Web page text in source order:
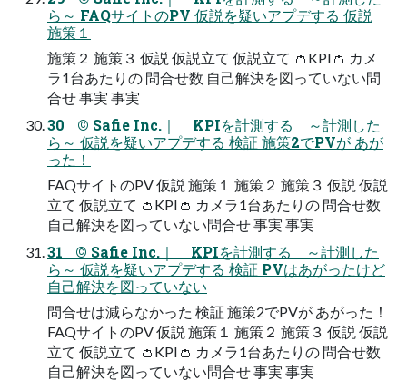
ら～ FAQサイトのPV 仮説を疑いアプデする 仮説
施策１
施策２ 施策３ 仮説 仮説立て 仮説立て 👛KPI👛 カメ
ラ1台あたりの 問合せ数 自己解決を図っていない問
合せ 事実 事実
30 © Safie Inc.｜ KPIを計測する ～計測した
ら～ 仮説を疑いアプデする 検証 施策2でPVが あが
った！
FAQサイトのPV 仮説 施策１ 施策２ 施策３ 仮説 仮説
立て 仮説立て 👛KPI👛 カメラ1台あたりの 問合せ数
自己解決を図っていない問合せ 事実 事実
31 © Safie Inc.｜ KPIを計測する ～計測した
ら～ 仮説を疑いアプデする 検証 PVはあがったけど
自己解決を図っていない
問合せは減らなかった 検証 施策2でPVが あがった！
FAQサイトのPV 仮説 施策１ 施策２ 施策３ 仮説 仮説
立て 仮説立て 👛KPI👛 カメラ1台あたりの 問合せ数
自己解決を図っていない問合せ 事実 事実